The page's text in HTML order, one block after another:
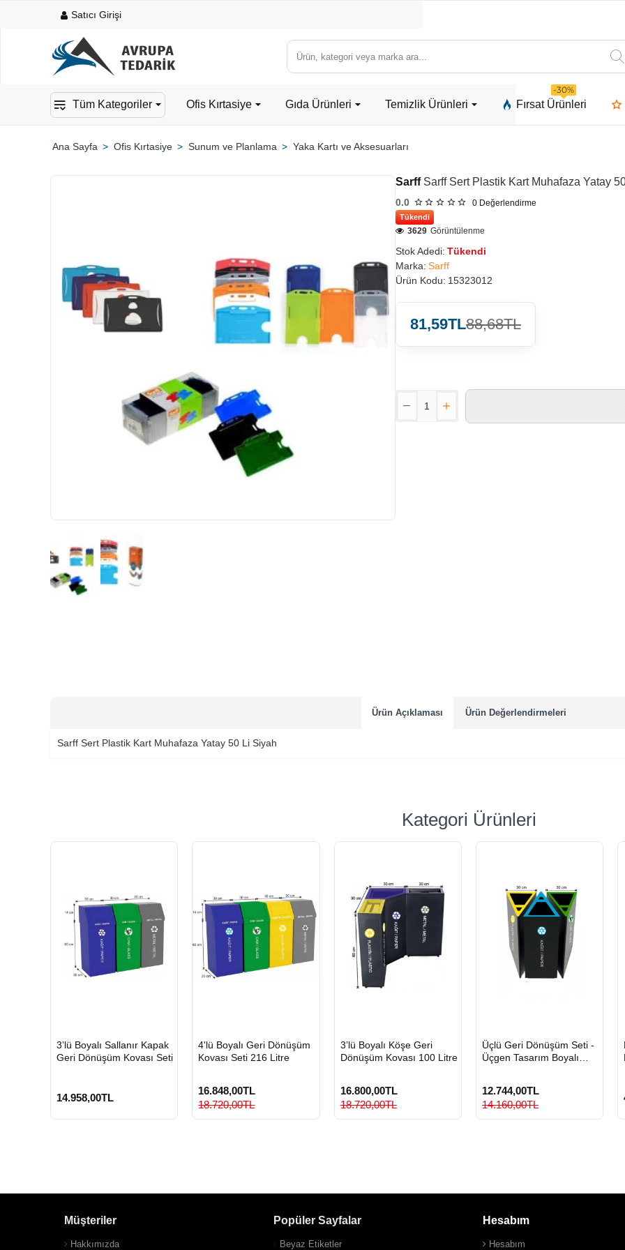
Satıcı Girişi
Ürün,
kategori
marka
Tüm Kategoriler Ofis Kırtasiye Gıda Ürünleri Temizlik Ürünleri Fırsat Ürünleri
-30%
Ofis Kırtasiye Sunum ve Planlama Yaka Kartı ve Aksesuarları
SarffSarff Sert Plastik Kart Muhafaza Yatay
0.0 0 Değerlendirme
Tükendi
Stok Adedi: Tükendi
Marka: Sarff
Ürün Kodu: 15323012
3629 Görüntülenme
81,59TL88,68TL
Ürün Açıklaması Ürün Değerlendirmeleri
Sarff Sert Plastik Kart Muhafaza Yatay 50 Li Siyah
Kategori Ürünleri
GÖNDERİ
3’lü Boyalı Sallanır Kapak
Geri Dönüşüm Kovası Seti
14.958,00TL
GÖNDERİ
4'lü Boyalı Geri Dönüşüm
Kovası Seti 216 Litre
16.848,00TL
18.720,00TL
GÖNDERİ
3’lü Boyalı Köşe Geri
Dönüşüm Kovası 100 Litre
16.800,00TL
18.720,00TL
GÖNDERİ
Üçlü Geri Dönüşüm Seti -
Üçgen Tasarım Boyalı
12.744,00TL
14.160,00TL
Müşteriler
Hakkımızda
Popüler Sayfalar
Beyaz Etiketler
Hesabım
Hesabım